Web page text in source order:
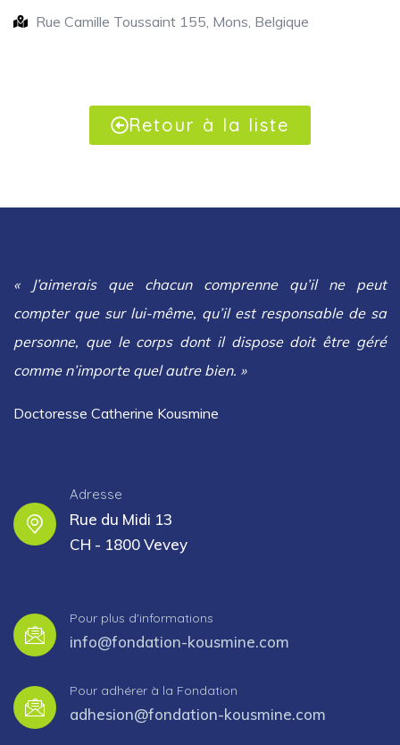
Rue Camille Toussaint 155, Mons, Belgique
Retour à la liste
« J’aimerais que chacun comprenne qu’il ne peut
compter que sur lui-même, qu’il est responsable de sa
personne, que le corps dont il dispose doit être géré
comme n’importe quel autre bien. »
Doctoresse Catherine Kousmine
Adresse
Rue du Midi 13
CH - 1800 Vevey
Pour plus d'informations
info@fondation-kousmine.com
Pour adhérer à la Fondation
adhesion@fondation-kousmine.com